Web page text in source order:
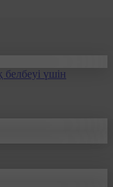
үшін